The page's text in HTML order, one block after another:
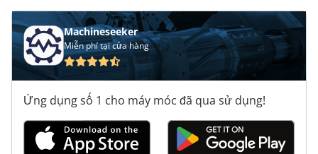
Machineseeker
Miễn phí tại cửa hàng
Ứng dụng số 1 cho máy móc đã qua sử dụng!